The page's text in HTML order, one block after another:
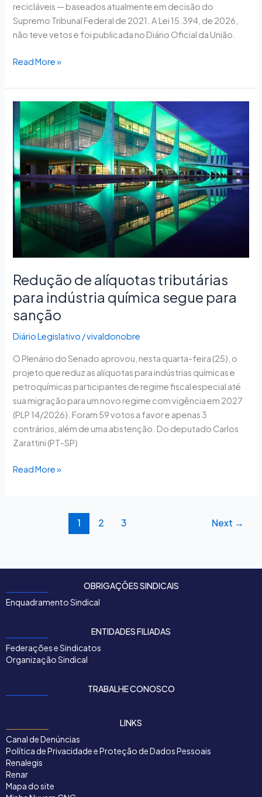
recicláveis — baseados atualmente em decisão do
Supremo Tribunal Federal de 2021. A Lei 15.394, de 2026,
não teve vetos e foi publicada no Diário Oficial da União.
Read More »
Redução de alíquotas tributárias
para indústria química segue para
sanção
Diário Legislativo /vivaldonobre
O Plenário do Senado aprovou, nesta quarta-feira (25), o
projeto que reduz as alíquotas para indústrias químicas e
petroquímicas participantes de regime fiscal especial até
sua migração para um novo regime com vigência em 2027
(PLP 14/2026). Foram 59 votos a favor e apenas 3
contrários, além de uma abstenção. Do deputado Carlos
Zarattini (PT-SP)
Redução
de
alíquotas
tributárias
para
indústria
química
segue
para
sanção
Read More »
1 2 3 Next →
OBRIGAÇÕES SINDICAIS
Enquadramento Sindical
ENTIDADES FILIADAS
Federações e Sindicatos
Organização Sindical
TRABALHE CONOSCO
LINKS
Canal de Denúncias
Política de Privacidade e Proteção de Dados Pessoais
Renalegis
Renar
Mapa do site